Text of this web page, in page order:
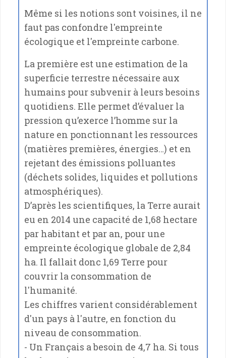
Même si les notions sont voisines, il ne
faut pas confondre l'empreinte
écologique et l'empreinte carbone.
La première est une estimation de la
superficie terrestre nécessaire aux
humains pour subvenir à leurs besoins
quotidiens. Elle permet d’évaluer la
pression qu’exerce l’homme sur la
nature en ponctionnant les ressources
(matières premières, énergies…) et en
rejetant des émissions polluantes
(déchets solides, liquides et pollutions
atmosphériques).
D’après les scientifiques, la Terre aurait
eu en 2014 une capacité de 1,68 hectare
par habitant et par an, pour une
empreinte écologique globale de 2,84
ha. Il fallait donc 1,69 Terre pour
couvrir la consommation de
l'humanité.
Les chiffres varient considérablement
d'un pays à l'autre, en fonction du
niveau de consommation.
- Un Français a besoin de 4,7 ha. Si tous